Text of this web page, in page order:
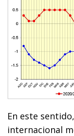
En este
internacional